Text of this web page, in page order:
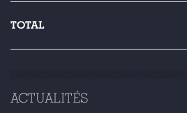
TOTAL
ACTUALITÉS